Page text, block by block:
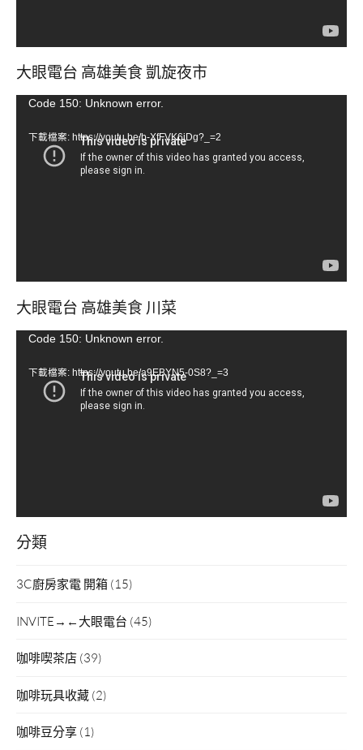
大眼電台 高雄美食 凱旋夜市
視Code 150: Unknown error.
下載檔案: https://youtu.be/b-XfFVK6jDg?_=2
大眼電台 高雄美食 川菜
視Code 150: Unknown error.
下載檔案: https://youtu.be/a9EBYN5-0S8?_=3
分類
3C廚房家電 開箱 (15)
INVITE→←大眼電台 (45)
咖啡喫茶店 (39)
咖啡玩具收藏 (2)
咖啡豆分享 (1)